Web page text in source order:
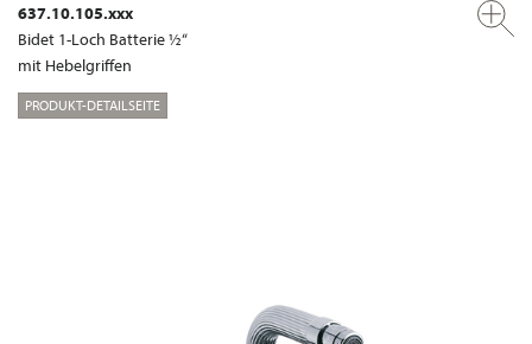
637.10.105.xxx
Bidet 1-Loch Batterie ½“
mit Hebelgriffen
PRODUKT-DETAILSEITE